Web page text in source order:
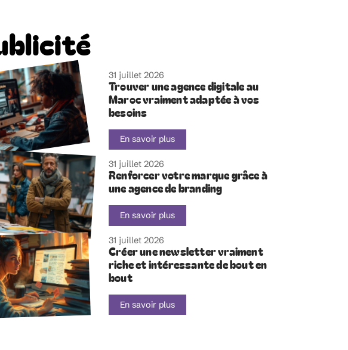
31 juillet 2026
Trouver une agence digitale au
Maroc vraiment adaptée à vos
besoins
En savoir plus
31 juillet 2026
Renforcer votre marque grâce à
une agence de branding
En savoir plus
31 juillet 2026
Créer une newsletter vraiment
riche et intéressante de bout en
bout
En savoir plus